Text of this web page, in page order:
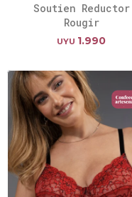
Soutien Reductor
Rougir
UYU 1.990